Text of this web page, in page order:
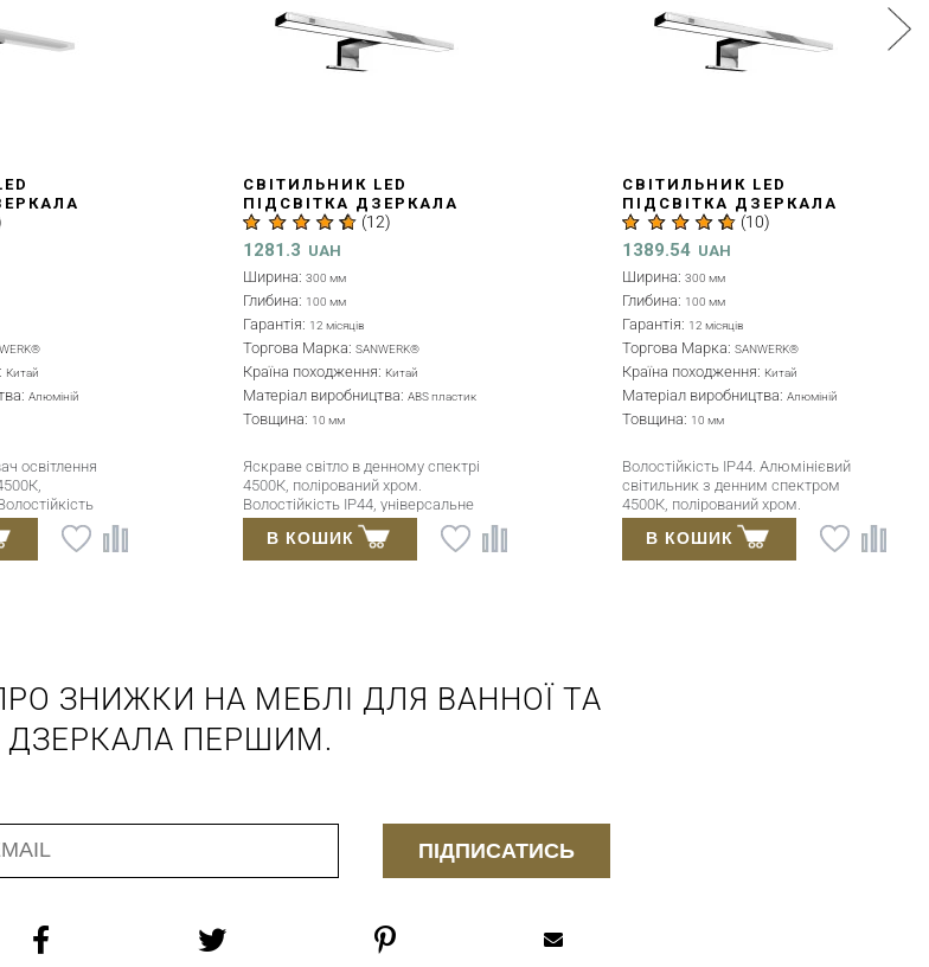
СВІТИЛЬНИК LED
ПІДСВІТКА ДЗЕРКАЛА
PL 30 СМ, ХРОМ
(LV0000107)
(12)
UAH
300 мм
100 мм
12 місяців
Торгова Марка:SANWERK®
Країна походження:Китай
Матеріал виробництва:ABS пластик
10 мм
Яскраве світло в денному спектрі
4500К, полірований хром.
Волостійкість IP44, універсальне
В КОШИК
СВІТИЛЬНИК LED
ПІДСВІТКА ДЗЕРКАЛА
AL 30 СМ, ХРОМ
(LV0000113)
(10)
UAH
300 мм
100 мм
12 місяців
Торгова Марка:SANWERK®
Країна походження:Китай
Матеріал виробництва:Алюміній
10 мм
Волостійкість IP44. Алюмінієвий
світильник з денним спектром
4500К, полірований хром.
Універсальне кріплення.
В КОШИК
ЗНИЖКИ НА МЕБЛІ ДЛЯ ВАННОЇ ТА
ДЗЕРКАЛА ПЕРШИМ.
ПІДПИСАТИСЬ